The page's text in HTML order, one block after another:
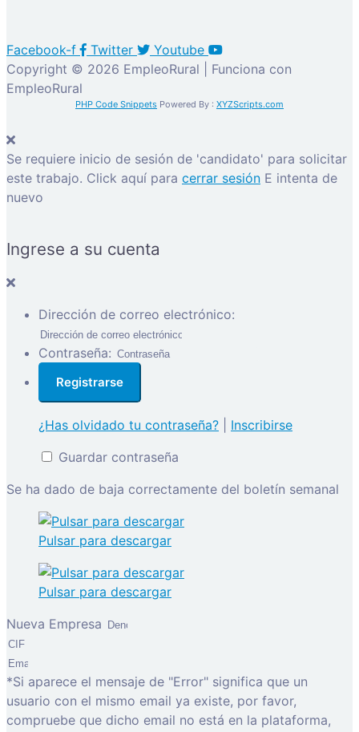
Facebook-f Twitter
Youtube
Copyright © 2026 EmpleoRural | Funciona con
EmpleoRural
PHP Code Snippets Powered By : XYZScripts.com
Se requiere inicio de sesión de 'candidato' para solicitar
este trabajo. Click aquí para cerrar sesión E intenta de
nuevo
Ingrese a su cuenta
Dirección de correo electrónico:
Contraseña:
¿Has olvidado tu contraseña?
Inscribirse
Guardar contraseña
Se ha dado de baja correctamente del boletín semanal
Pulsar para descargar
Pulsar para descargar
Nueva Empresa
*Si aparece el mensaje de "Error" significa que un
usuario con el mismo email ya existe, por favor,
compruebe que dicho email no está en la plataforma,